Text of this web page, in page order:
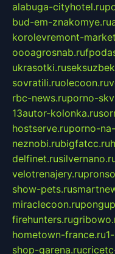
alabuga-cityhotel.ru
bud-em-znakomye.ru
korolevremont-
oooagrosnab.ru
ukrasotki.ru
sovratili.ruolecoon.ru
rbc-news.ruporno-
13autor-kolonka.ru
hostserve.ruporno-
neznobi.rubigfatcc.ru
delfinet.ru
velotrenajery.ru
show-pets.ru
miraclecoon.ru
firehunters.ru
hometown-france.ru
shop-garena.ru